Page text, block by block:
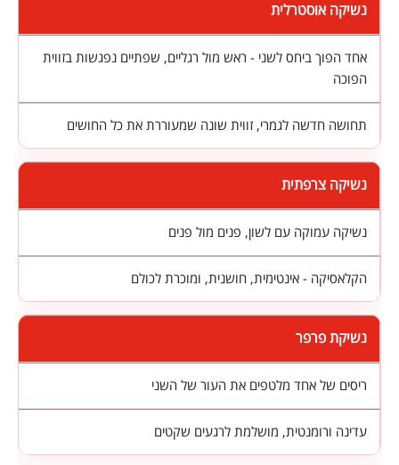
נשיקה אוסטרלית
אחד הפוך ביחס לשני - ראש מול רגליים, שפתיים נפגשות בזווית
הפוכה
תחושה חדשה לגמרי, זווית שונה שמעוררת את כל החושים
נשיקה צרפתית
נשיקה עמוקה עם לשון, פנים מול פנים
הקלאסיקה - אינטימית, חושנית, ומוכרת לכולם
נשיקת פרפר
ריסים של אחד מלטפים את העור של השני
עדינה ורומנטית, מושלמת לרגעים שקטים